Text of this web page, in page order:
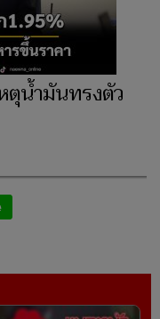
ตุน้ำมันทรงตัว